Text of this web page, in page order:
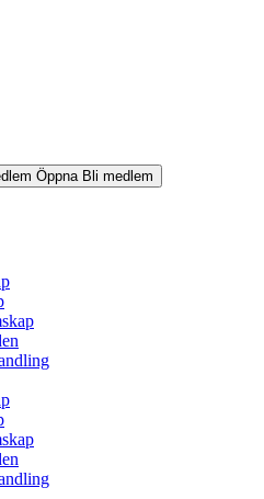
Öppna Bli medlem